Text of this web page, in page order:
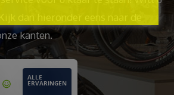
dan hieronder eens naar de
kanten.
ALLE
ERVARINGEN